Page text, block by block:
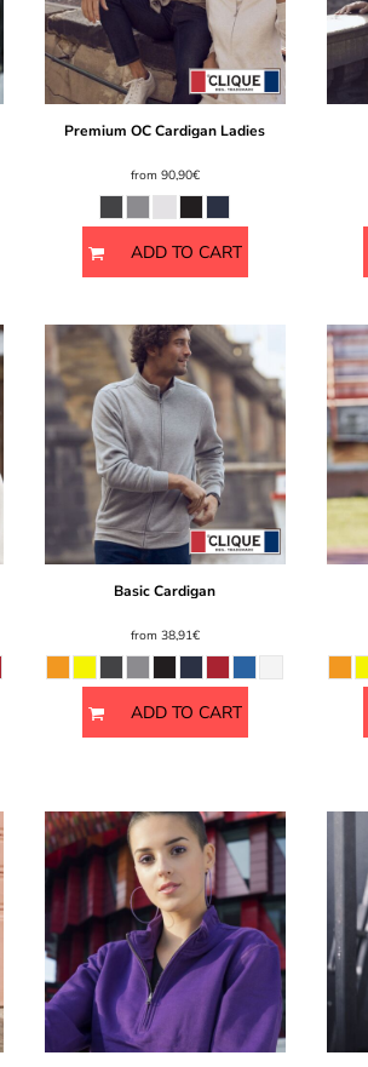
Premium OC Cardigan Ladies
from 90,90€
ADD TO CART
Basic Cardigan
from 38,91€
ADD TO CART